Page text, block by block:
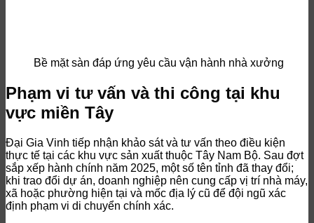
Bề mặt sàn đáp ứng yêu cầu vận hành nhà xưởng
Phạm vi tư vấn và thi công tại khu
vực miền Tây
Đại Gia Vinh tiếp nhận khảo sát và tư vấn theo điều kiện
thực tế tại các khu vực sản xuất thuộc Tây Nam Bộ. Sau đợt
sắp xếp hành chính năm 2025, một số tên tỉnh đã thay đổi;
khi trao đổi dự án, doanh nghiệp nên cung cấp vị trí nhà máy,
xã hoặc phường hiện tại và mốc địa lý cũ để đội ngũ xác
định phạm vi di chuyển chính xác.